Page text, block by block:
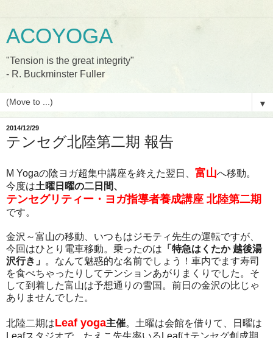
ACOYOGA
"Tension is the great integrity"
- R. Buckminster Fuller
▼
2014/12/29
テンセグ北陸第二期 報告
M Yogaの陰ヨガ超集中講座を終えた翌日、 富山へ移動。
今度は土曜日曜の二日間、
テンセグリティー・ヨガ指導者養成講座 北陸第二期
です。
金沢～富山の移動、いつもはジモティ先生の運転ですが、
今回はひとり電車移動。乗ったのは 「特急はくたか 越後湯
沢行き」 。なんて魅惑的な名前でしょう！車内でます寿司
を食べちゃったりしてテンションあがりまくりでした。そ
して到着した富山は予想通りの雪国。前日の金沢の比じゃ
ありませんでした。
北陸二期はLeaf yoga主催。土曜は会館を借りて、日曜は
Leafスタジオで。たえこ先生率いるLeafはテンセグ創成期